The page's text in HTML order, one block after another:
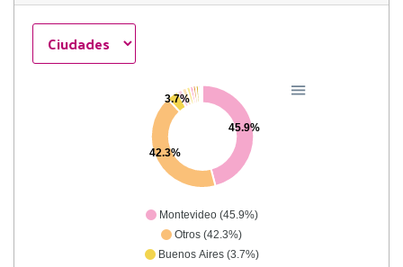
Montevideo (45.9%)
Otros (42.3%)
Buenos Aires (3.7%)
45.9%
42.3%
3.7%